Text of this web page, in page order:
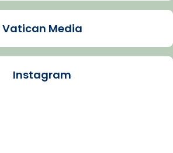
amb IA (OpenAI)
de Barcelona
Vatican Media
Instagram